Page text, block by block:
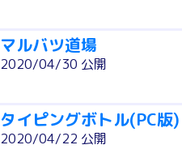
マルバツ道場
2020/04/30 公開
タイピングボトル(PC版)
2020/04/22 公開